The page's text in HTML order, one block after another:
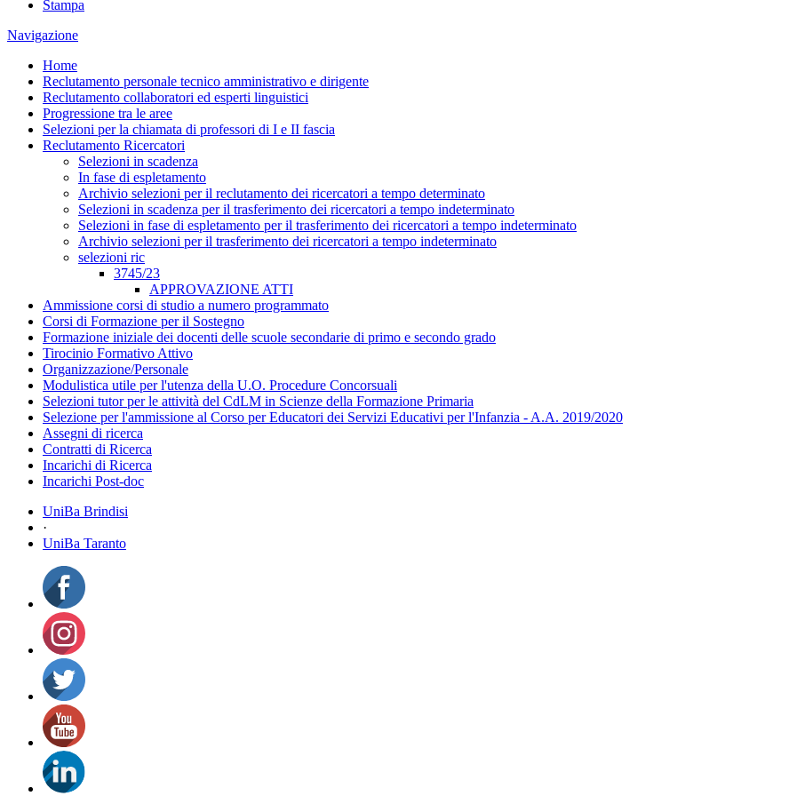
Stampa
Navigazione
Home
Reclutamento personale tecnico amministrativo e dirigente
Reclutamento collaboratori ed esperti linguistici
Progressione tra le aree
Selezioni per la chiamata di professori di I e II fascia
Reclutamento Ricercatori
Selezioni in scadenza
In fase di espletamento
Archivio selezioni per il reclutamento dei ricercatori a tempo determinato
Selezioni in scadenza per il trasferimento dei ricercatori a tempo indeterminato
Selezioni in fase di espletamento per il trasferimento dei ricercatori a tempo indeterminato
Archivio selezioni per il trasferimento dei ricercatori a tempo indeterminato
selezioni ric
3745/23
APPROVAZIONE ATTI
Ammissione corsi di studio a numero programmato
Corsi di Formazione per il Sostegno
Formazione iniziale dei docenti delle scuole secondarie di primo e secondo grado
Tirocinio Formativo Attivo
Organizzazione/Personale
Modulistica utile per l'utenza della U.O. Procedure Concorsuali
Selezioni tutor per le attività del CdLM in Scienze della Formazione Primaria
Selezione per l'ammissione al Corso per Educatori dei Servizi Educativi per l'Infanzia - A.A. 2019/2020
Assegni di ricerca
Contratti di Ricerca
Incarichi di Ricerca
Incarichi Post-doc
UniBa Brindisi
·
UniBa Taranto